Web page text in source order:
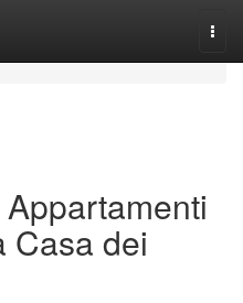
Casa dei